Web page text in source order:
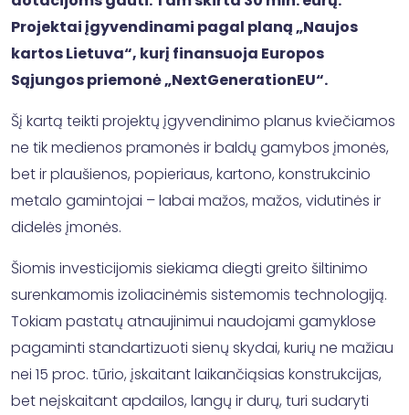
Projektai įgyvendinami pagal planą „Naujos
kartos Lietuva“, kurį finansuoja Europos
Sąjungos priemonė „NextGenerationEU“.
Šį kartą teikti projektų įgyvendinimo planus kviečiamos
ne tik medienos pramonės ir baldų gamybos įmonės,
bet ir plaušienos, popieriaus, kartono, konstrukcinio
metalo gamintojai – labai mažos, mažos, vidutinės ir
didelės įmonės.
Šiomis investicijomis siekiama diegti greito šiltinimo
surenkamomis izoliacinėmis sistemomis technologiją.
Tokiam pastatų atnaujinimui naudojami gamyklose
pagaminti standartizuoti sienų skydai, kurių ne mažiau
nei 15 proc. tūrio, įskaitant laikančiąsias konstrukcijas,
bet neįskaitant apdailos, langų ir durų, turi sudaryti